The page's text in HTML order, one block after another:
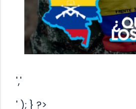
','
' ); } ?>